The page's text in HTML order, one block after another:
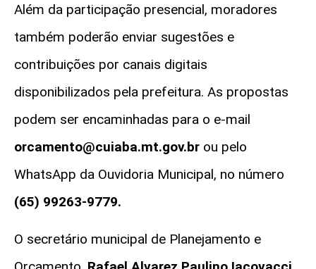
Além da participação presencial, moradores
também poderão enviar sugestões e
contribuições por canais digitais
disponibilizados pela prefeitura. As propostas
podem ser encaminhadas para o e-mail
orcamento@cuiaba.mt.gov.br ou pelo
WhatsApp da Ouvidoria Municipal, no número
(65) 99263-9779.
O secretário municipal de Planejamento e